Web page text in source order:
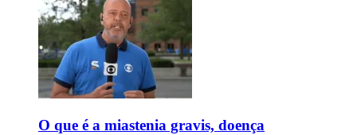
O que é a miastenia gravis, doença